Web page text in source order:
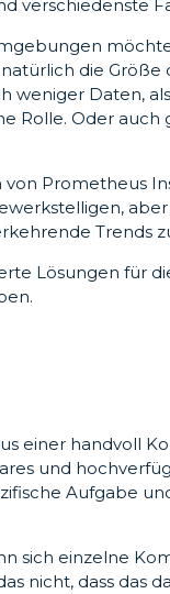
verschiedenste
die
weniger Daten,
Rolle. Oder
Prometheus
Trends
Lösungen für
einer handvoll
und
Aufgabe
sich einzelne
nicht, dass das